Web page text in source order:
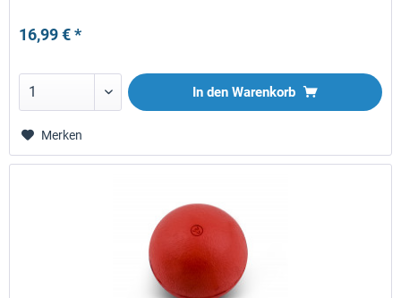
16,99 € *
In den Warenkorb
Merken